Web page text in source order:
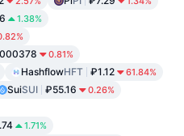
1.38%
0.81%
HashflowHFT ₽1.12 61.84%
SuiSUI ₽55.16 0.26%
1.71%